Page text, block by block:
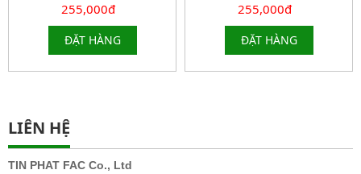
255,000đ
ĐẶT HÀNG
255,000đ
ĐẶT HÀNG
LIÊN HỆ
TIN PHAT FAC Co., Ltd